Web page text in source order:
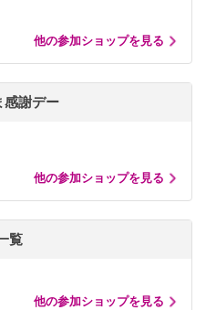
他の参加ショップを見る
感謝デー
他の参加ショップを見る
覧
他の参加ショップを見る